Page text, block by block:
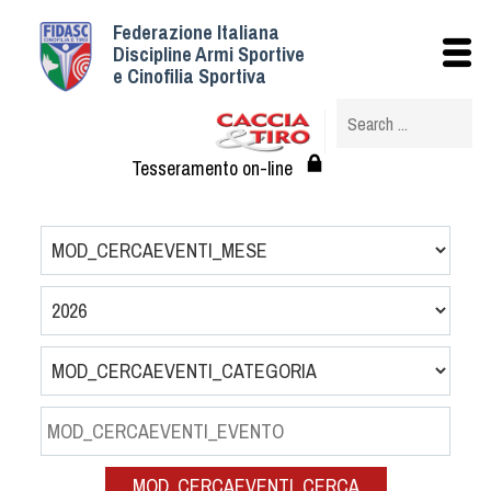
Federazione Italiana
Discipline Armi Sportive
e Cinofilia Sportiva
Tesseramento on-line
Istituzionale
Struttura
Albo Veterinari federali
Tesseramento e Affiliazioni
Statuto e Regolamenti
Federazione Trasparente
Assicurazione
Convenzioni
Società
Tesserati